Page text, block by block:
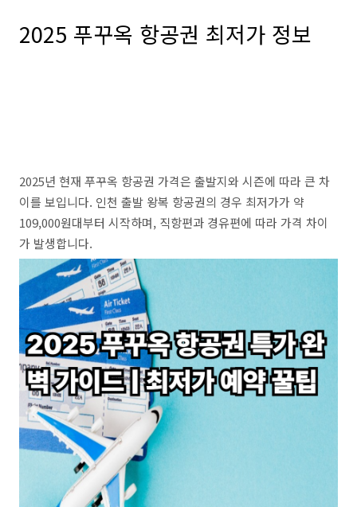
2025 푸꾸옥 항공권 최저가 정보
2025년 현재 푸꾸옥 항공권 가격은 출발지와 시즌에 따라 큰 차
이를 보입니다. 인천 출발 왕복 항공권의 경우 최저가가 약
109,000원대부터 시작하며, 직항편과 경유편에 따라 가격 차이
가 발생합니다.